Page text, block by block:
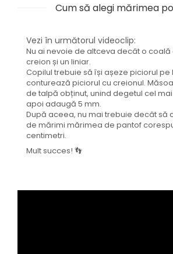
Cum să alegi mărimea
Vezi în următorul videoclip:
Nu ai nevoie de altceva decât o coală
creion și un liniar.
Copilul trebuie să își așeze piciorul pe
conturează piciorul cu creionul.
de talpă obținut, unind degetul cel
apoi adaugă 5 mm.
După aceea, nu mai trebuie decât să
de mărimi mărimea de pantof
centimetri.
Mult succes! 👣